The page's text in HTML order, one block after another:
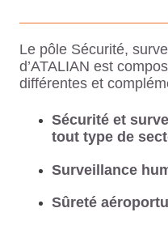
Le pôle Sécurité,
d’ATALIAN est
différentes et
Sécurité et
tout type de
Surveillance
Sûreté